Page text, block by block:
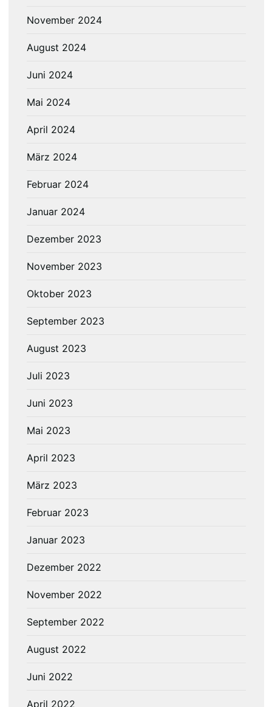
November 2024
August 2024
Juni 2024
Mai 2024
April 2024
März 2024
Februar 2024
Januar 2024
Dezember 2023
November 2023
Oktober 2023
September 2023
August 2023
Juli 2023
Juni 2023
Mai 2023
April 2023
März 2023
Februar 2023
Januar 2023
Dezember 2022
November 2022
September 2022
August 2022
Juni 2022
April 2022